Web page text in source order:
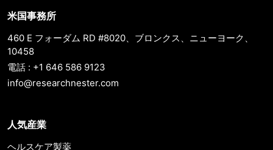
米国事務所
460 E フォーダム RD #8020、ブロンクス、ニューヨーク、
10458
電話 : +1 646 586 9123
info@researchnester.com
人気産業
ヘルスケア製薬